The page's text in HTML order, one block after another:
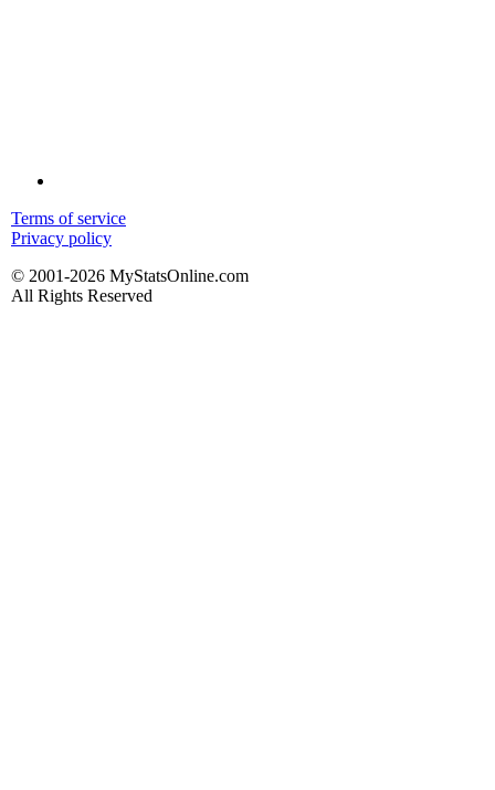
Terms of service
Privacy policy
© 2001-2026 MyStatsOnline.com
All Rights Reserved